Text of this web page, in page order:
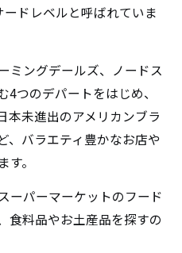
ドレベルと呼ばれていま
ミングデールズ、ノードス
4つのデパートをはじめ、
本未進出のアメリカンブラ
、バラエティ豊かなお店や
。
ーパーマーケットのフード
食料品やお土産品を探すの